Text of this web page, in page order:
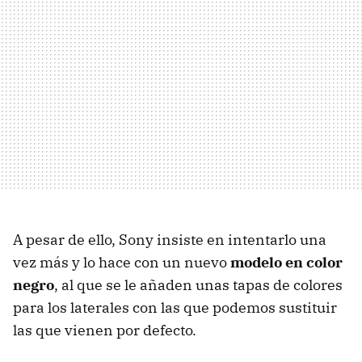
A pesar de ello, Sony insiste en intentarlo una
vez más y lo hace con un nuevomodelo en color
negro, al que se le añaden unas tapas de colores
para los laterales con las que podemos sustituir
las que vienen por defecto.